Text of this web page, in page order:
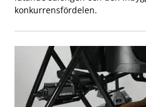
konkurrensfördelen.